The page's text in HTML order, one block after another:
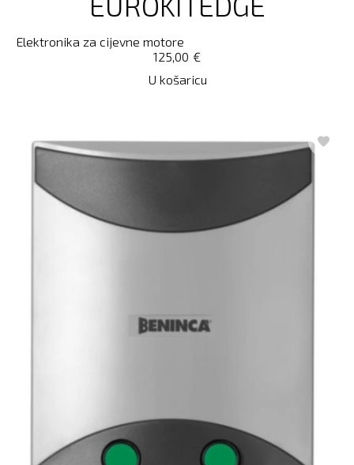
Elektronika za cijevne motore
€
125,00
U košaricu